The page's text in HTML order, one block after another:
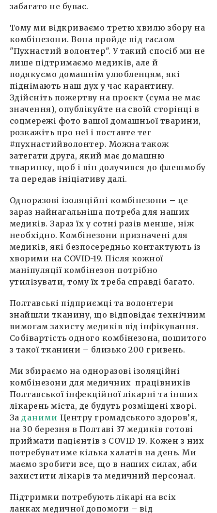
забагато не буває.
Тому ми відкриваємо третю хвилю збору на
комбінезони. Вона пройде під гаслом
"Пухнастий волонтер". У такий спосіб ми не
лише підтримаємо медиків, але й
подякуємо домашнім улюбленцям, які
піднімають наш дух у час карантину.
Здійсніть пожертву на проєкт (сума не має
значення), опублікуйте на своїй сторінці в
соцмережі фото вашої домашньої тварини,
розкажіть про неї і поставте тег
#пухнастийволонтер. Можна також
затегати друга, який має домашню
тваринку, щоб і він долучився до флешмобу
та передав ініціативу далі.
Одноразові ізоляційні комбінезони – це
зараз найнагальніша потреба для наших
медиків. Зараз їх у сотні разів менше, ніж
необхідно. Комбінезони призначені для
медиків, які безпосередньо контактують із
хворими на COVID-19. Після кожної
маніпуляції комбінезон потрібно
утилізувати, тому їх треба справді багато.
Полтавські підприємці та волонтери
знайшли тканину, що відповідає технічним
вимогам захисту медиків від інфікування.
Собівартість одного комбінезона, пошитого
з такої тканини – близько 200 гривень.
Ми збираємо на одноразові ізоляційні
комбінезони для медичних працівників
Полтавської інфекційної лікарні та інших
лікарень міста, де будуть розміщені хворі.
Заданими Центру громадського здоров’я,
на 30 березня в Полтаві 37 медиків готові
приймати пацієнтів з COVID-19. Кожен з них
потребуватиме кілька халатів на день. Ми
маємо зробити все, що в наших силах, аби
захистити лікарів та медичний персонал.
Підтримки потребують лікарі на всіх
ланках медичної допомоги – від